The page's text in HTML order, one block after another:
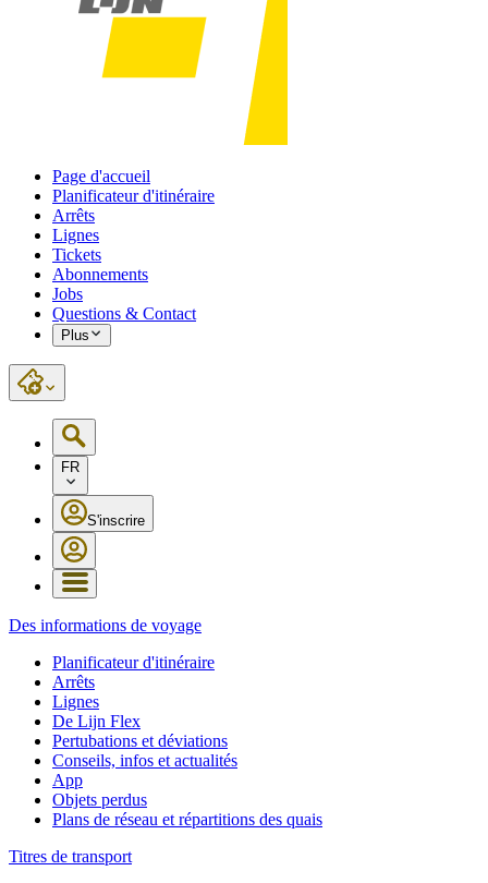
Page d'accueil
Planificateur d'itinéraire
Arrêts
Lignes
Tickets
Abonnements
Jobs
Questions & Contact
Plus
FR
S'inscrire
Des informations de voyage
Planificateur d'itinéraire
Arrêts
Lignes
De Lijn Flex
Pertubations et déviations
Conseils, infos et actualités
App
Objets perdus
Plans de réseau et répartitions des quais
Titres de transport